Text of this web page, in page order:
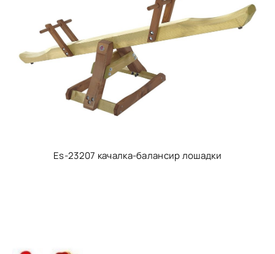
Es-23207 качалка-балансир лошадки